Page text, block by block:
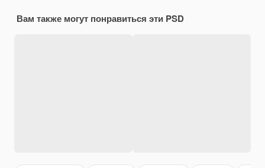
Вам также могут понравиться эти PSD